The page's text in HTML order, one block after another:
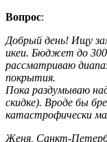
Вопрос:
Добрый день! Ищу
икеи. Бюджет до
рассматриваю
покрытия.
Пока раздумываю
скидке). Вроде бы
катастрофически
Женя, Санкт-